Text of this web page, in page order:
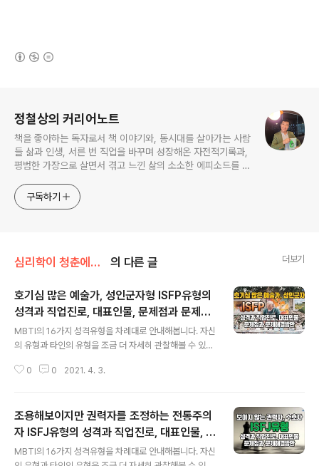
정철상의 커리어노트
책을 좋아하는 독자로서 책 이야기와, 동시대를 살아가는 사람
들 삶과 인생, 서른 번 직업을 바꾸며 성장해온 자전적기록과,
평범한 가장으로 살면서 겪고 느낀 삶의 소소한 에피소드를 전
고픈 커리어코치, 유튜브: 정교수의 인생수업
구독하기
심리학이 청춘에게 묻다 의 다른 글 더보기
호기심 많은 예술가, 성인군자형 ISFP유형의
성격과 직업진로, 대표인물, 문제점과 문제해
결방안
MBTI의 16가지 성격유형을 차례대로 안내해봅니다. 자신
의 유형과 타인의 유형을 조금 더 자세히 관찰해볼 수 있는
고 유형설명만 듣고 싶으신 분은 1분 15초부터 들으셔도
있는 유형군에 속합니다. 마치 양털안감을 넣은 오버코트
처럼 속마음이 따뜻한 사람들 불리는 사람들로 부정적인
표현을 잘 못해서 성인군자형으로도 불리는 유형입니다. I
SFP유형의 대표표현으로는 ‘호기심 많은 예술가, 성인군
0 0 2021. 4. 3.
조용해보이지만 권력자를 조정하는 전통주의
자 ISFJ유형의 성격과 직업진로, 대표인물, 문
제점과 문제해결방안
MBTI의 16가지 성격유형을 차례대로 안내해봅니다. 자신